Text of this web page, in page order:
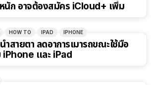
หนัก อาจต้องสมัคร iCloud+ เพิ่ม
HOW TO IPAD IPHONE
ำสายตา ลดอาการเมารถขณะใช้มือ
iPhone และ iPad